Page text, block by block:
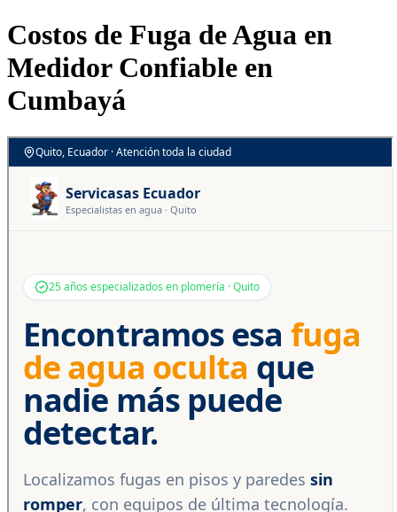
Costos de Fuga de Agua en
Medidor Confiable en
Cumbayá